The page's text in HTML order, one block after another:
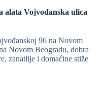
alata Vojvođanska ulica
96 na Novom
Novom Beogradu, dobra
zanatlije i domaćine stiže